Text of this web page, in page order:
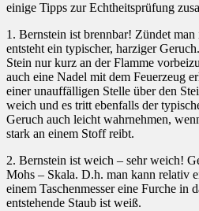
einige Tipps zur Echtheitsprüfung
1. Bernstein ist brennbar! Zündet
entsteht ein typischer, harziger
Stein nur kurz an der Flamme
auch eine Nadel mit dem Feuerzeug
einer unauffälligen Stelle über den
weich und es tritt ebenfalls der
Geruch auch leicht wahrnehmen,
stark an einem Stoff reibt.
2. Bernstein ist weich – sehr weich!
Mohs – Skala. D.h. man kann relativ
einem Taschenmesser eine Furche in
entstehende Staub ist weiß.